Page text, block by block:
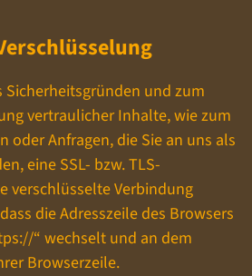
Sicherheitsgründen und zum
vertraulicher Inhalte, wie zum
oder Anfragen, die Sie an uns als
eine SSL- bzw. TLS-
verschlüsselte Verbindung
die Adresszeile des Browsers
“ wechselt und an dem
Browserzeile.